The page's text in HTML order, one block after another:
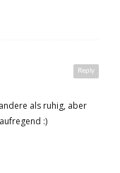
Reply
als ruhig, aber
:)